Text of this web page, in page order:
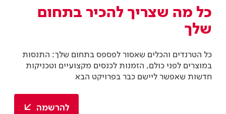
כל מה שצריך להכיר בתחום
שלך
כל הטרנדים והכלים שאסור לפספס בתחום שלך: התנסות
במוצרים לפני כולם, הזמנות לכנסים מקצועיים וטכניקות
חדשות שאפשר ליישם כבר בפרויקט הבא
להרשמה